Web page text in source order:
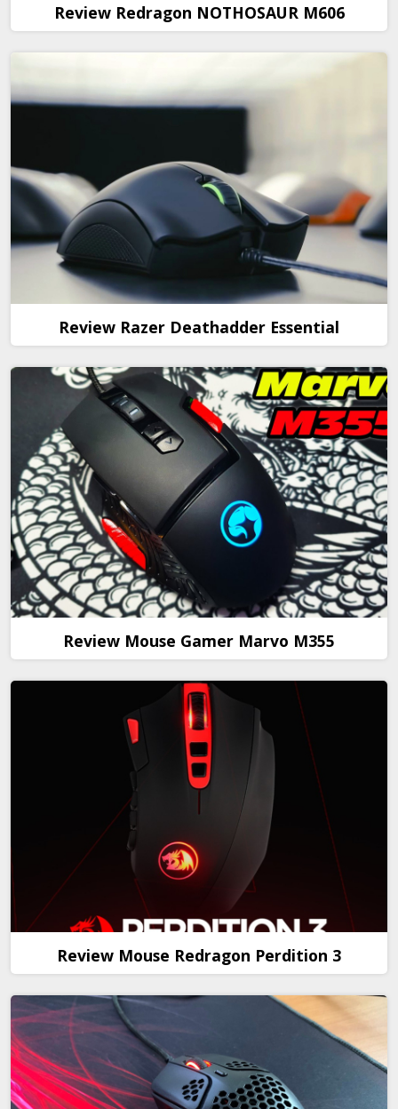
Review Redragon NOTHOSAUR M606
Review Razer Deathadder Essential
Review Mouse Gamer Marvo M355
Review Mouse Redragon Perdition 3